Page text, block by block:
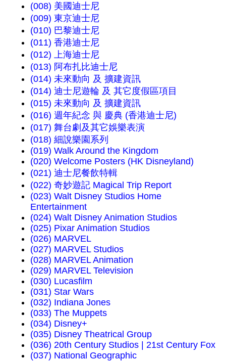
(008) 美國迪士尼
(009) 東京迪士尼
(010) 巴黎迪士尼
(011) 香港迪士尼
(012) 上海迪士尼
(013) 阿布扎比迪士尼
(014) 未來動向 及 擴建資訊
(014) 迪士尼遊輪 及 其它度假區項目
(015) 未來動向 及 擴建資訊
(016) 週年紀念 與 慶典 (香港迪士尼)
(017) 舞台劇及其它娛樂表演
(018) 細說樂園系列
(019) Walk Around the Kingdom
(020) Welcome Posters (HK Disneyland)
(021) 迪士尼餐飲特輯
(022) 奇妙遊記 Magical Trip Report
(023) Walt Disney Studios Home
Entertainment
(024) Walt Disney Animation Studios
(025) Pixar Animation Studios
(026) MARVEL
(027) MARVEL Studios
(028) MARVEL Animation
(029) MARVEL Television
(030) Lucasfilm
(031) Star Wars
(032) Indiana Jones
(033) The Muppets
(034) Disney+
(035) Disney Theatrical Group
(036) 20th Century Studios | 21st Century Fox
(037) National Geographic